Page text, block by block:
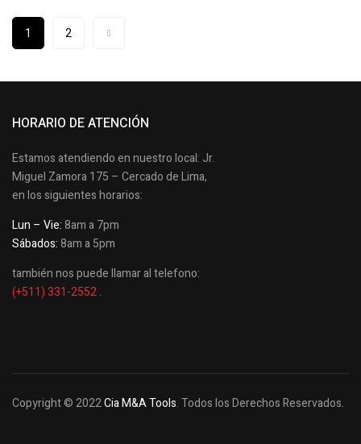
1 2
HORARIO DE ATENCIÓN
Estamos atendiendo en nuestro local: Jr.
Miguel Zamora 175 – Cercado de Lima,
en los siguientes horarios:
Lun – Vie:8am a 7pm
Sábados:8am a 5pm
también nos puede llamar al telefono:
(+511) 331-2552.
Copyright © 2022Cia M&A Tools. Todos los Derechos Reservados.